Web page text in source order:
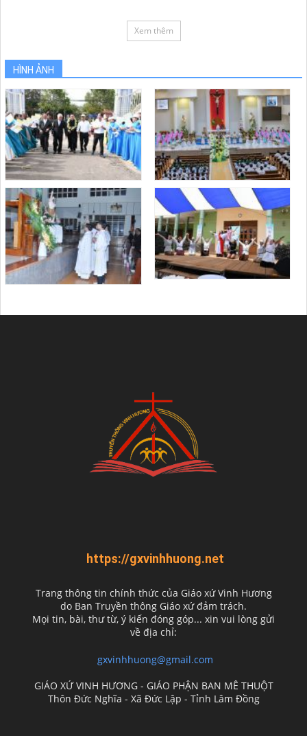
Xem thêm
HÌNH ẢNH
https://gxvinhhuong.net
Trang thông tin chính thức của Giáo xứ Vinh Hương
do Ban Truyền thông Giáo xứ đảm trách.
Mọi tin, bài, thư từ, ý kiến đóng góp... xin vui lòng gửi
về địa chỉ:
gxvinhhuong@gmail.com
GIÁO XỨ VINH HƯƠNG - GIÁO PHẬN BAN MÊ THUỘT
Thôn Đức Nghĩa - Xã Đức Lập - Tỉnh Lâm Đồng